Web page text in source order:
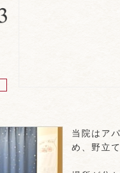
当院はア
め、野立